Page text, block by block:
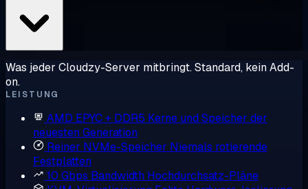
Was jeder Cloudzy-Server mitbringt. Standard, kein Add-
on.
LEISTUNG
AMD EPYC + DDR5 Kerne und Speicher der
neuesten Generation
Reiner NVMe-Speicher Niemals rotierende
Festplatten
10 Gbps Bandwidth Hochdurchsatz-Pläne